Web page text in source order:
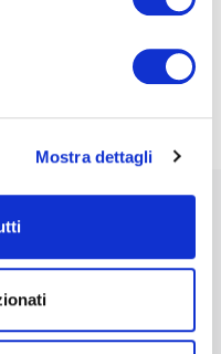
Mostra dettagli
di 0-10x / Innovation
dei ribelli
che uccidono